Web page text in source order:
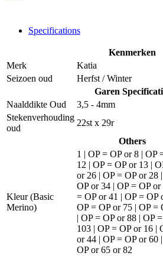
Specifications
Kenmerken
Merk
Katia
Seizoen oud
Herfst / Winter
Garen
Naalddikte Oud
3,5 - 4mm
Stekenverhouding
oud
22st x 29r
Others
Kleur (Basic
Merino)
1 | OP = OPor8 | OP
12 | OP = OPor 13 |
or 26 | OP = OPor 28
OPor34 | OP = OPor
= OPor41 | OP = OP
OP = OPor 75 | OP =
| OP = OPor88 | OP
103 | OP = OPor 16 |
or44 | OP = OPor60
OPor65 or82